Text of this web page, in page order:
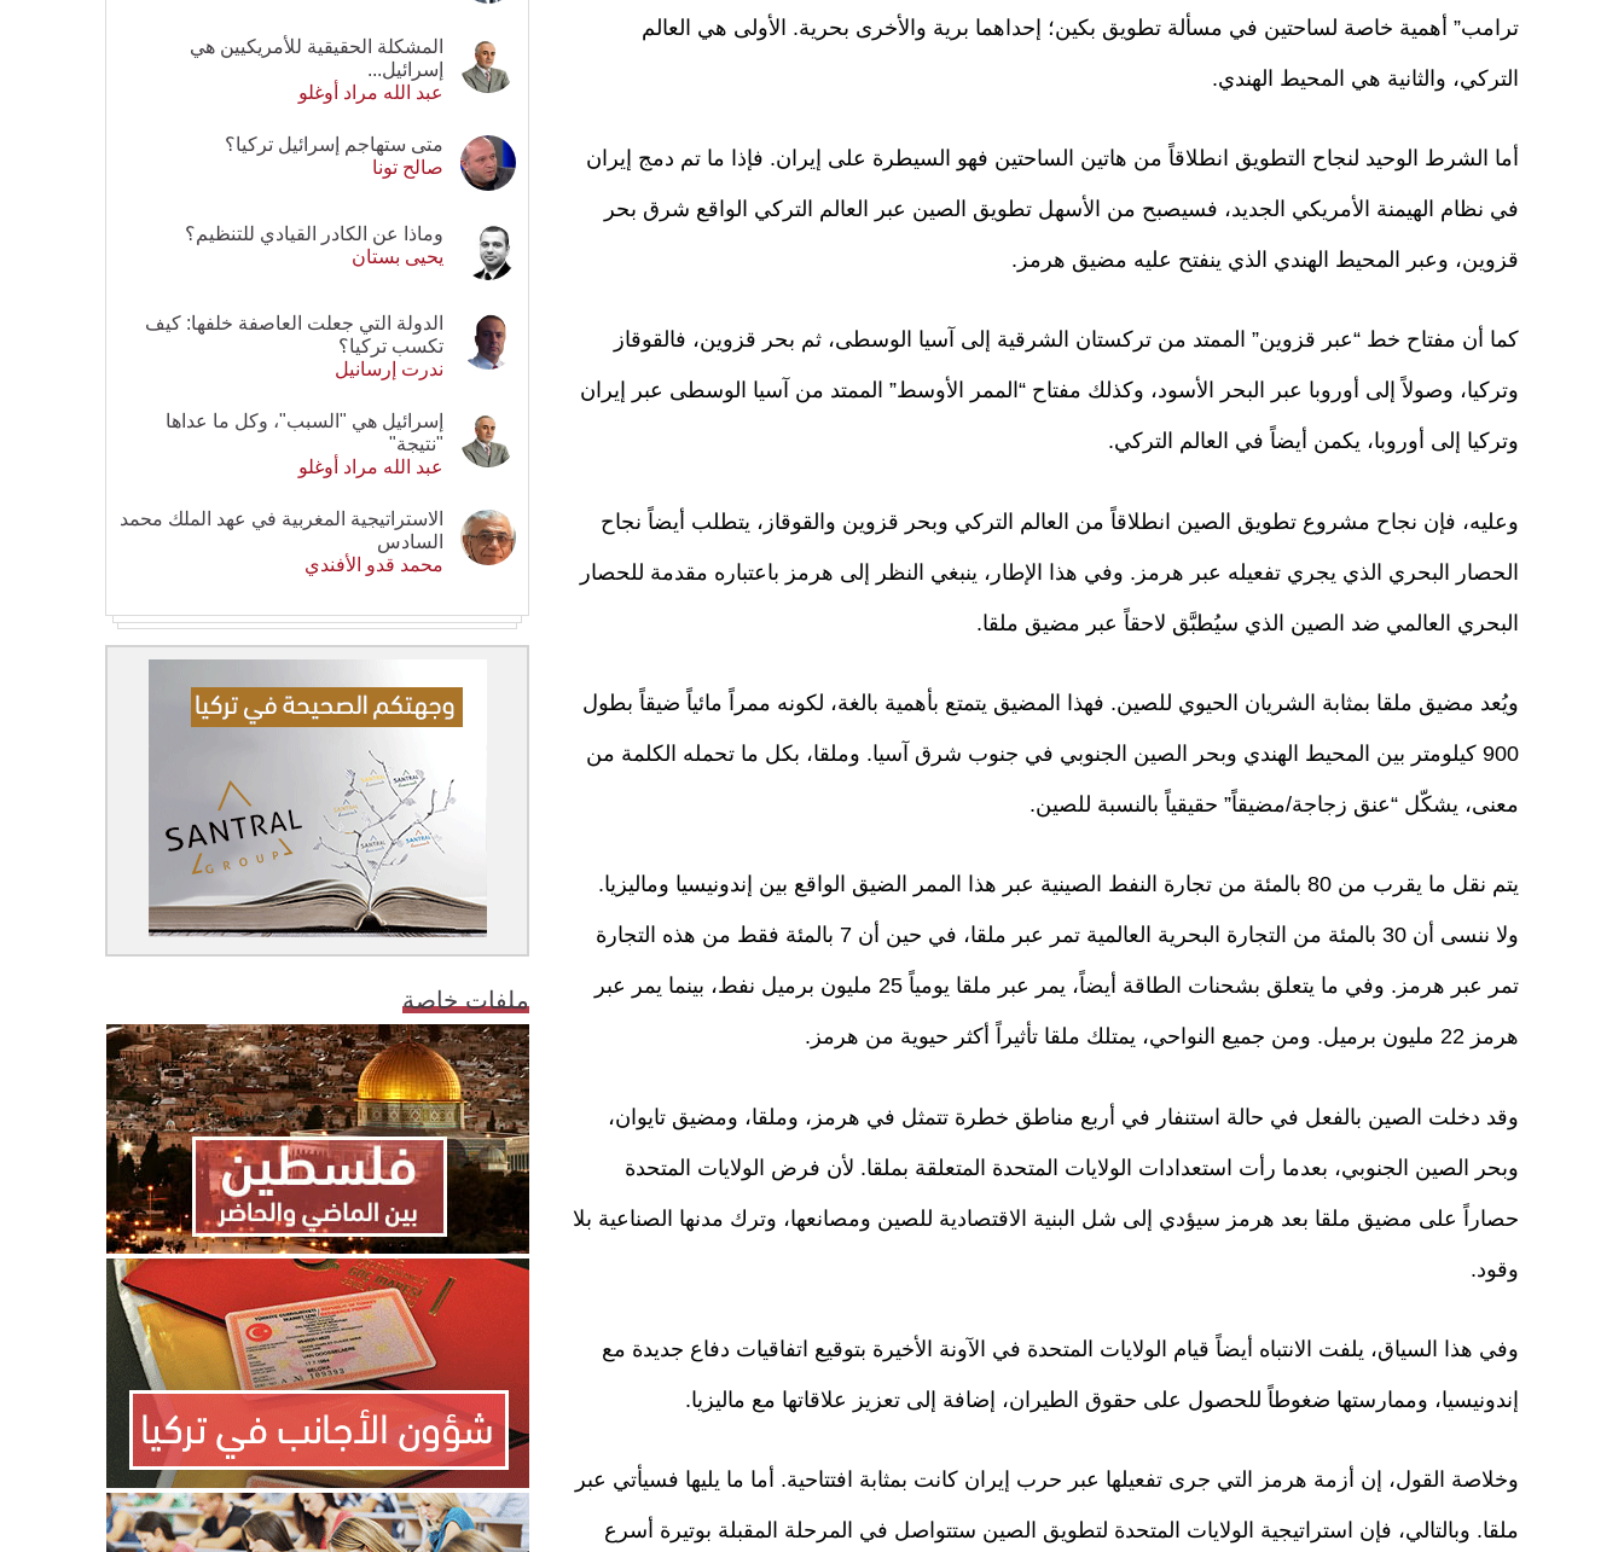
ترامب” أهمية خاصة لساحتين في مسألة تطويق بكين؛ إحداهما برية والأخرى بحرية. الأولى هي العالم
التركي، والثانية هي المحيط الهندي.
أما الشرط الوحيد لنجاح التطويق انطلاقاً من هاتين الساحتين فهو السيطرة على إيران. فإذا ما تم دمج إيران
في نظام الهيمنة الأمريكي الجديد، فسيصبح من الأسهل تطويق الصين عبر العالم التركي الواقع شرق بحر
قزوين، وعبر المحيط الهندي الذي ينفتح عليه مضيق هرمز.
كما أن مفتاح خط “عبر قزوين” الممتد من تركستان الشرقية إلى آسيا الوسطى، ثم بحر قزوين، فالقوقاز
وتركيا، وصولاً إلى أوروبا عبر البحر الأسود، وكذلك مفتاح “الممر الأوسط” الممتد من آسيا الوسطى عبر إيران
وتركيا إلى أوروبا، يكمن أيضاً في العالم التركي.
وعليه، فإن نجاح مشروع تطويق الصين انطلاقاً من العالم التركي وبحر قزوين والقوقاز، يتطلب أيضاً نجاح
الحصار البحري الذي يجري تفعيله عبر هرمز. وفي هذا الإطار، ينبغي النظر إلى هرمز باعتباره مقدمة للحصار
البحري العالمي ضد الصين الذي سيُطبَّق لاحقاً عبر مضيق ملقا.
ويُعد مضيق ملقا بمثابة الشريان الحيوي للصين. فهذا المضيق يتمتع بأهمية بالغة، لكونه ممراً مائياً ضيقاً بطول
900 كيلومتر بين المحيط الهندي وبحر الصين الجنوبي في جنوب شرق آسيا. وملقا، بكل ما تحمله الكلمة من
معنى، يشكّل “عنق زجاجة/مضيقاً” حقيقياً بالنسبة للصين.
يتم نقل ما يقرب من 80 بالمئة من تجارة النفط الصينية عبر هذا الممر الضيق الواقع بين إندونيسيا وماليزيا.
ولا ننسى أن 30 بالمئة من التجارة البحرية العالمية تمر عبر ملقا، في حين أن 7 بالمئة فقط من هذه التجارة
تمر عبر هرمز. وفي ما يتعلق بشحنات الطاقة أيضاً، يمر عبر ملقا يومياً 25 مليون برميل نفط، بينما يمر عبر
هرمز 22 مليون برميل. ومن جميع النواحي، يمتلك ملقا تأثيراً أكثر حيوية من هرمز.
وقد دخلت الصين بالفعل في حالة استنفار في أربع مناطق خطرة تتمثل في هرمز، وملقا، ومضيق تايوان،
وبحر الصين الجنوبي، بعدما رأت استعدادات الولايات المتحدة المتعلقة بملقا. لأن فرض الولايات المتحدة
حصاراً على مضيق ملقا بعد هرمز سيؤدي إلى شل البنية الاقتصادية للصين ومصانعها، وترك مدنها الصناعية بلا
وقود.
وفي هذا السياق، يلفت الانتباه أيضاً قيام الولايات المتحدة في الآونة الأخيرة بتوقيع اتفاقيات دفاع جديدة مع
إندونيسيا، وممارستها ضغوطاً للحصول على حقوق الطيران، إضافة إلى تعزيز علاقاتها مع ماليزيا.
وخلاصة القول، إن أزمة هرمز التي جرى تفعيلها عبر حرب إيران كانت بمثابة افتتاحية. أما ما يليها فسيأتي عبر
ملقا. وبالتالي، فإن استراتيجية الولايات المتحدة لتطويق الصين ستتواصل في المرحلة المقبلة بوتيرة أسرع
المشكلة الحقيقية للأمريكيين هي
إسرائيل...
عبد الله مراد أوغلو
متى ستهاجم إسرائيل تركيا؟
صالح تونا
وماذا عن الكادر القيادي للتنظيم؟
يحيى بستان
الدولة التي جعلت العاصفة خلفها: كيف
تكسب تركيا؟
ندرت إرسانيل
إسرائيل هي "السبب"، وكل ما عداها
"نتيجة"
عبد الله مراد أوغلو
الاستراتيجية المغربية في عهد الملك محمد
السادس
محمد قدو الأفندي
ملفات خاصة